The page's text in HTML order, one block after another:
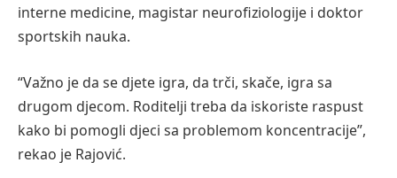
interne medicine, magistar neurofiziologije i doktor
sportskih nauka.
“Važno je da se djete igra, da trči, skače, igra sa
drugom djecom. Roditelji treba da iskoriste raspust
kako bi pomogli djeci sa problemom koncentracije”,
rekao je Rajović.